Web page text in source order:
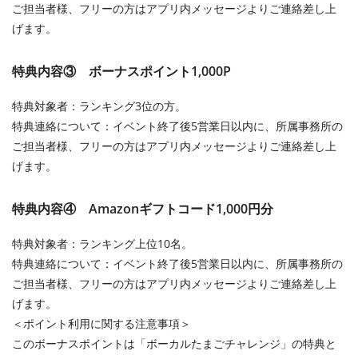
ご担当者様、フリーの方はアプリ内メッセージよりご連絡差し上
げます。
特典内容③ ボーナスポイント1,000P
特典対象者：ランキング3位の方。
特典連絡について：イベント終了後5営業日以内に、所属事務所の
ご担当者様、フリーの方はアプリ内メッセージよりご連絡差し上
げます。
特典内容④ Amazonギフトコード1,000円分
特典対象者：ランキング上位10名。
特典連絡について：イベント終了後5営業日以内に、所属事務所の
ご担当者様、フリーの方はアプリ内メッセージよりご連絡差し上
げます。
＜ポイント利用に関する注意事項＞
このボーナスポイントは「ボーカルたまごチャレンジ」の特典と